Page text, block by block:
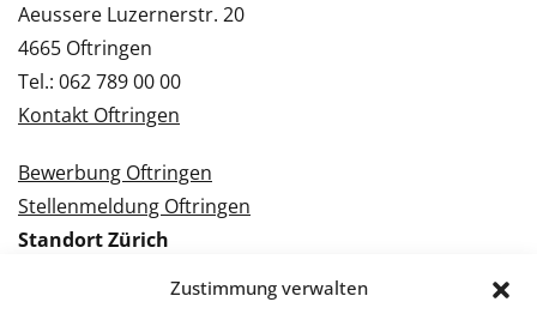
Zustimmung verwalten
Aeussere Luzernerstr. 20
4665 Oftringen
Tel.: 062 789 00 00
Kontakt Oftringen
Bewerbung Oftringen
Stellenmeldung Oftringen
Standort Zürich